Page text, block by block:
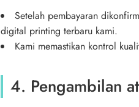
Setelah pembayaran
digital printing terbaru kami.
Kami memastikan kontrol
4. Pengambilan